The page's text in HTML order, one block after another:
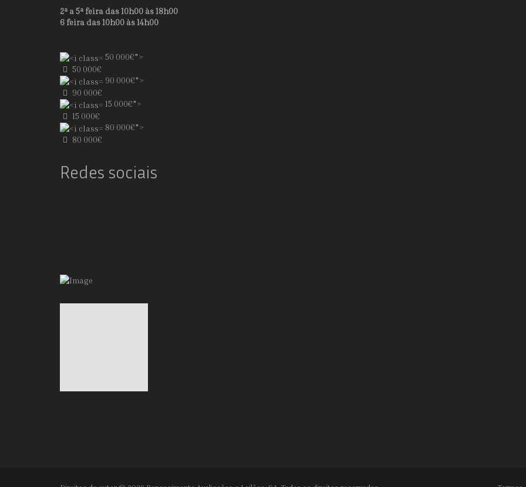
2ª a 5ª feira das 10h00 às 18h00
6 feira das 10h00 às 14h00
50 000€">
50 000€
90 000€">
90 000€
15 000€">
15 000€
80 000€">
80 000€
Redes sociais